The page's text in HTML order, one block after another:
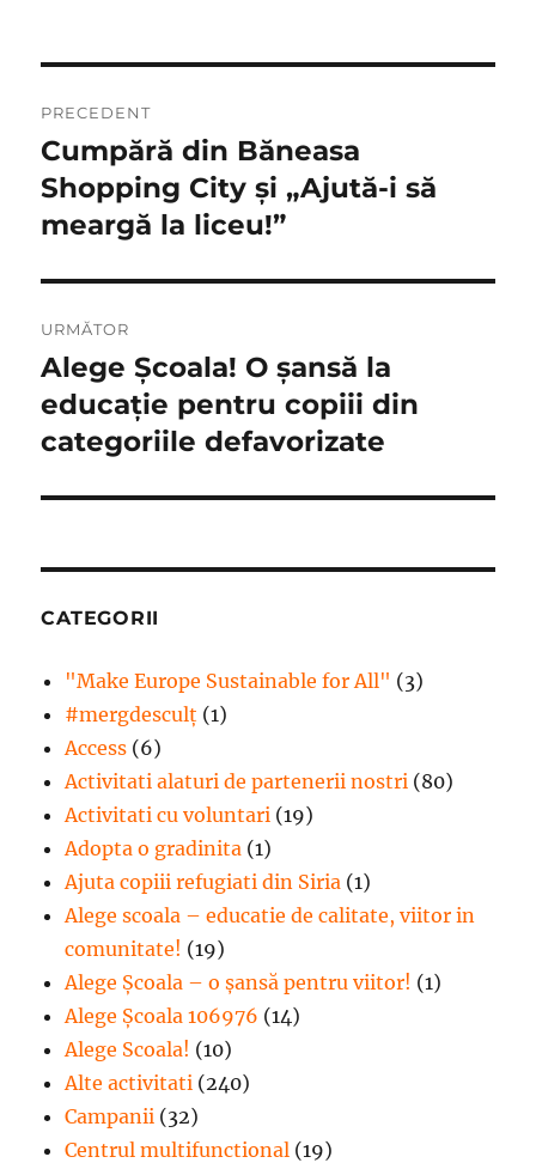
în
articole
PRECEDENT
Articolul
anterior:
Cumpără din Băneasa
Shopping City și „Ajută-i să
meargă la liceu!”
URMĂTOR
Articolul
următor:
Alege Şcoala! O șansă la
educație pentru copiii din
categoriile defavorizate
CATEGORII
"Make Europe Sustainable for All" (3)
#mergdesculţ (1)
Access (6)
Activitati alaturi de partenerii nostri (80)
Activitati cu voluntari (19)
Adopta o gradinita (1)
Ajuta copiii refugiati din Siria (1)
Alege scoala – educatie de calitate, viitor in
comunitate! (19)
Alege Şcoala – o şansă pentru viitor! (1)
Alege Școala 106976 (14)
Alege Scoala! (10)
Alte activitati (240)
Campanii (32)
Centrul multifunctional (19)